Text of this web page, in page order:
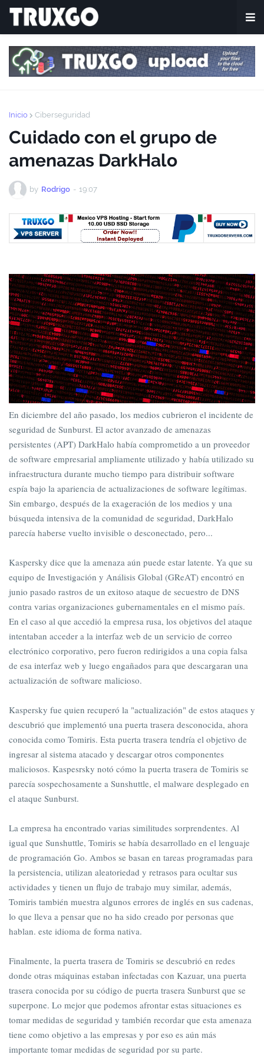
Inicio Ciberseguridad
Cuidado con el grupo de
amenazas DarkHalo
by Rodrigo - 19:07
En diciembre del año pasado, los medios cubrieron el incidente de
seguridad de Sunburst. El actor avanzado de amenazas
persistentes (APT) DarkHalo había comprometido a un proveedor
de software empresarial ampliamente utilizado y había utilizado su
infraestructura durante mucho tiempo para distribuir software
espía bajo la apariencia de actualizaciones de software legítimas.
Sin embargo, después de la exageración de los medios y una
búsqueda intensiva de la comunidad de seguridad, DarkHalo
parecía haberse vuelto invisible o desconectado, pero...
Kaspersky dice que la amenaza aún puede estar latente. Ya que su
equipo de Investigación y Análisis Global (GReAT) encontró en
junio pasado rastros de un exitoso ataque de secuestro de DNS
contra varias organizaciones gubernamentales en el mismo país.
En el caso al que accedió la empresa rusa, los objetivos del ataque
intentaban acceder a la interfaz web de un servicio de correo
electrónico corporativo, pero fueron redirigidos a una copia falsa
de esa interfaz web y luego engañados para que descargaran una
actualización de software malicioso.
Kaspersky fue quien recuperó la "actualización" de estos ataques y
descubrió que implementó una puerta trasera desconocida, ahora
conocida como Tomiris. Esta puerta trasera tendría el objetivo de
ingresar al sistema atacado y descargar otros componentes
maliciosos. Kaspesrsky notó cómo la puerta trasera de Tomiris se
parecía sospechosamente a Sunshuttle, el malware desplegado en
el ataque Sunburst.
La empresa ha encontrado varias similitudes sorprendentes. Al
igual que Sunshuttle, Tomiris se había desarrollado en el lenguaje
de programación Go. Ambos se basan en tareas programadas para
la persistencia, utilizan aleatoriedad y retrasos para ocultar sus
actividades y tienen un flujo de trabajo muy similar, además,
Tomiris también muestra algunos errores de inglés en sus cadenas,
lo que lleva a pensar que no ha sido creado por personas que
hablan. este idioma de forma nativa.
Finalmente, la puerta trasera de Tomiris se descubrió en redes
donde otras máquinas estaban infectadas con Kazuar, una puerta
trasera conocida por su código de puerta trasera Sunburst que se
superpone. Lo mejor que podemos afrontar estas situaciones es
tomar medidas de seguridad y también recordar que esta amenaza
tiene como objetivo a las empresas y por eso es aún más
importante tomar medidas de seguridad por su parte.